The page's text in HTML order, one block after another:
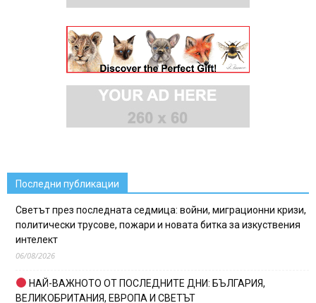
Последни публикации
Светът през последната седмица: войни, миграционни кризи,
политически трусове, пожари и новата битка за изкуствения
интелект
06/08/2026
НАЙ-ВАЖНОТО ОТ ПОСЛЕДНИТЕ ДНИ: БЪЛГАРИЯ,
ВЕЛИКОБРИТАНИЯ, ЕВРОПА И СВЕТЪТ